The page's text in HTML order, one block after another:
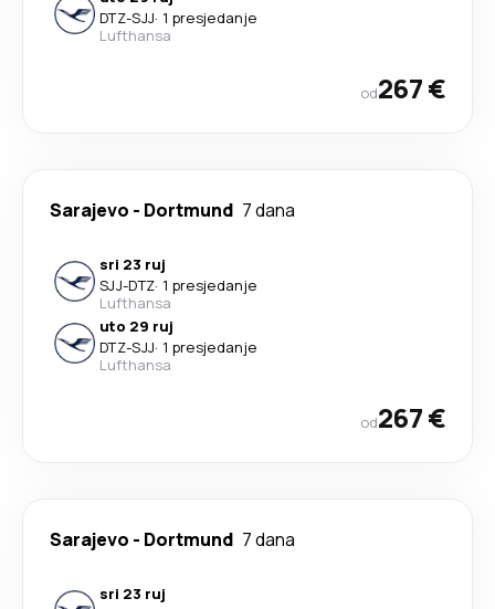
DTZ-SJJ· 1 presjedanje
Lufthansa
od267 €
Sarajevo - Dortmund 7 dana
sri 23 ruj
SJJ-DTZ· 1 presjedanje
Lufthansa
uto 29 ruj
DTZ-SJJ· 1 presjedanje
Lufthansa
od267 €
Sarajevo - Dortmund 7 dana
sri 23 ruj